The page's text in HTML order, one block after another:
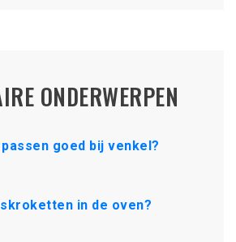
ONDERWERPEN
goed bij venkel?
in de oven?